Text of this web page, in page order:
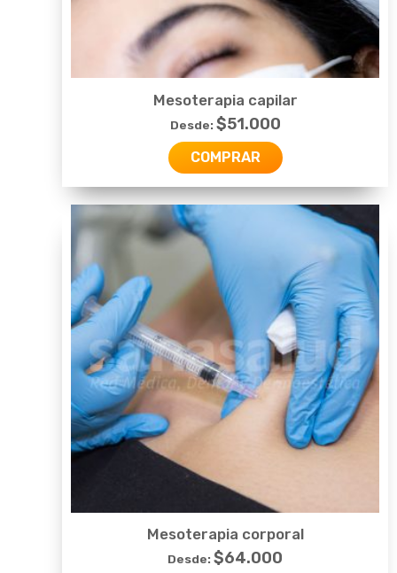
Mesoterapia capilar
Desde: $51.000
COMPRAR
Mesoterapia corporal
Desde: $64.000